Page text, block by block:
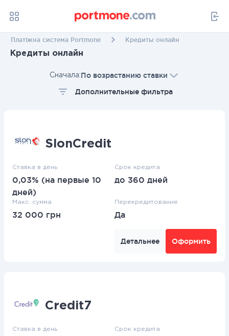
Платіжна система Portmone Кредиты онлайн
Кредиты онлайн
Сначала:По возрастанию ставки
Дополнительные фильтра
Срок кредита
Применить фильтр
SlonCredit
Ставка в день
0,03% (на первые 10
дней)
Срок кредита
до 360 дней
Макс. сумма
32 000 грн
Перекредитование
Да
Детальнее Оформить
Credit7
Ставка в день Срок кредита